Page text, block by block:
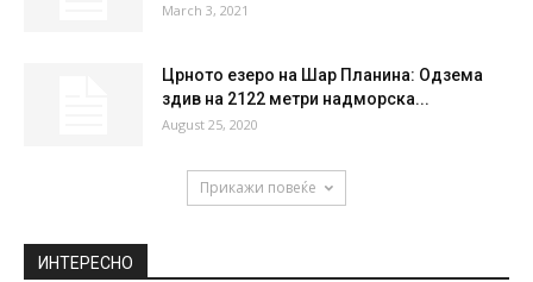
March 3, 2021
Црното езеро на Шар Планина: Одзема
здив на 2122 метри надморска...
August 25, 2020
Прикажи повеќе
ИНТЕРЕСНО